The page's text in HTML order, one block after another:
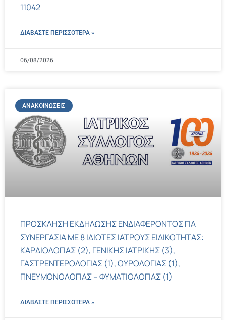
11042
ΔΙΑΒΑΣΤΕ ΠΕΡΙΣΣΌΤΕΡΑ »
06/08/2026
ΑΝΑΚΟΙΝΏΣΕΙΣ
ΠΡΟΣΚΛΗΣΗ ΕΚΔΗΛΩΣΗΣ ΕΝΔΙΑΦΕΡΟΝΤΟΣ ΓΙΑ
ΣΥΝΕΡΓΑΣΙΑ ΜΕ 8 ΙΔΙΩΤΕΣ ΙΑΤΡΟΥΣ ΕΙΔΙΚΟΤΗΤΑΣ:
ΚΑΡΔΙΟΛΟΓΙΑΣ (2), ΓΕΝΙΚΗΣ ΙΑΤΡΙΚΗΣ (3),
ΓΑΣΤΡΕΝΤΕΡΟΛΟΓΙΑΣ (1), ΟΥΡΟΛΟΓΙΑΣ (1),
ΠΝΕΥΜΟΝΟΛΟΓΙΑΣ – ΦΥΜΑΤΙΟΛΟΓΙΑΣ (1)
ΔΙΑΒΑΣΤΕ ΠΕΡΙΣΣΌΤΕΡΑ »